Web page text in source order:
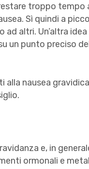
troppo tempo
Sì quindi a
altri. Un’altra idea
un punto preciso
nausea
e, in
ormonali e